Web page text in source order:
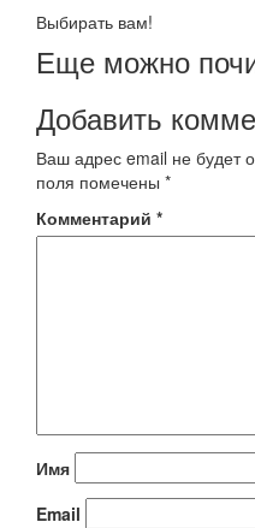
Выбирать вам!
Еще можно
Добавить
Ваш адрес email не будет
поля помечены *
Комментарий *
Имя
Email